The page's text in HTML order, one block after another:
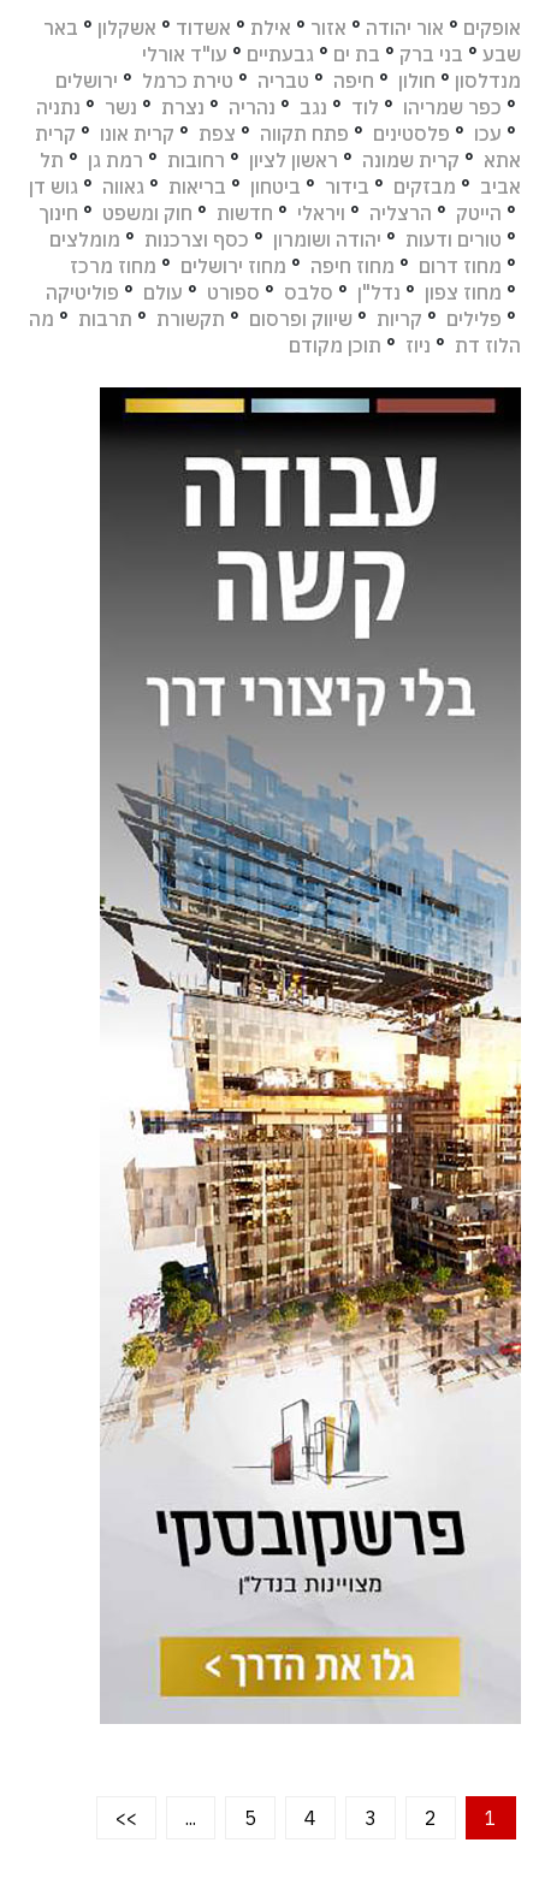
אופקים ° אור יהודה ° אזור ° אילת ° אשדוד ° אשקלון ° באר
שבע ° בני ברק ° בת ים ° גבעתיים ° עו"ד אורלי
מנדלסון ° חולון ° חיפה ° טבריה ° טירת כרמל ° ירושלים
° כפר שמריהו ° לוד ° נגב ° נהריה ° נצרת ° נשר ° נתניה
° עכו ° פלסטינים ° פתח תקווה ° צפת ° קרית אונו ° קרית
אתא ° קרית שמונה ° ראשון לציון ° רחובות ° רמת גן ° תל
אביב ° מבזקים ° בידור ° ביטחון ° בריאות ° גאווה ° גוש דן
° הייטק ° הרצליה ° ויראלי ° חדשות ° חוק ומשפט ° חינוך
° טורים ודעות ° יהודה ושומרון ° כסף וצרכנות ° מומלצים
° מחוז דרום ° מחוז חיפה ° מחוז ירושלים ° מחוז מרכז
° מחוז צפון ° נדל"ן ° סלבס ° ספורט ° עולם ° פוליטיקה
° פלילים ° קריות ° שיווק ופרסום ° תקשורת ° תרבות ° מה
הלוז דת ° ניוז ° תוכן מקודם
1
2
3
4
5
...
>>